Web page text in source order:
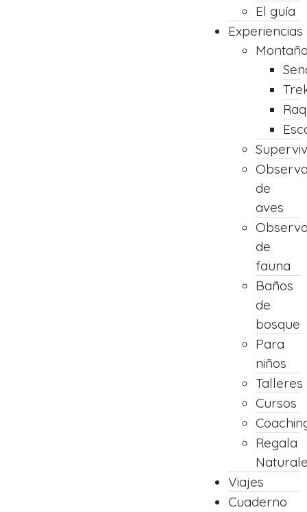
El guía
Experiencias
de
aves
de
fauna
Baños
de
bosque
Para
niños
Talleres
Cursos
Regala
Viajes
Cuaderno